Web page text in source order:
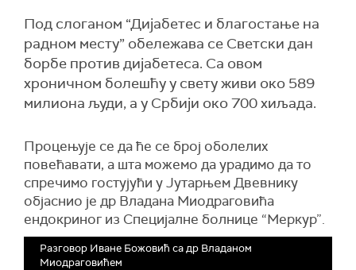
Под слоганом “Дијабетес и благостање на
радном месту” обележава се Светски дан
борбе против дијабетеса. Са овом
хроничном болешћу у свету живи око 589
милиона људи, а у Србији око 700 хиљада.
Процењује се да ће се број оболелих
повећавати, а шта можемо да урадимо да то
спречимо гостујући у Јутарњем Двевнику
објаснио је др Владана Миодраговића
ендокриног из Специјалне болнице “Меркур”.
Разговор Иване Божовић са др Владаном
Миодраговићем